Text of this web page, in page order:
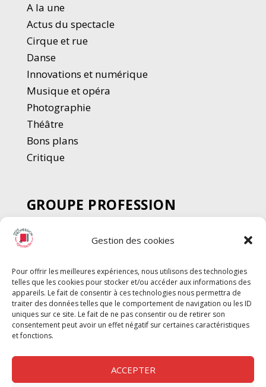
Gestion des cookies
Pour offrir les meilleures expériences, nous utilisons des technologies
telles que les cookies pour stocker et/ou accéder aux informations des
appareils. Le fait de consentir à ces technologies nous permettra de
traiter des données telles que le comportement de navigation ou les ID
uniques sur ce site. Le fait de ne pas consentir ou de retirer son
consentement peut avoir un effet négatif sur certaines caractéristiques
et fonctions.
ACCEPTER
A la une
Actus du spectacle
Cirque et rue
Danse
Innovations et numérique
Musique et opéra
Photographie
Théâtre
Bons plans
Critique
GROUPE PROFESSION
SPECTACLE
Chèque Intermittents
Chèque Compta
Chèque Emploi Spectacle
G-Pods
Profession Audio-visuel